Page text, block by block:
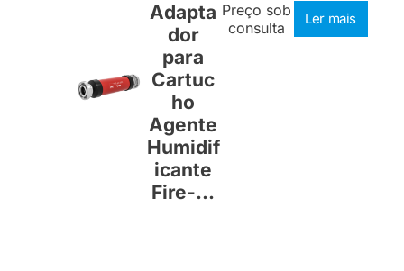
Adapta
dor
para
Cartuc
ho
Agente
Humidif
icante
Fire-...
Preço sob
consulta
Ler mais